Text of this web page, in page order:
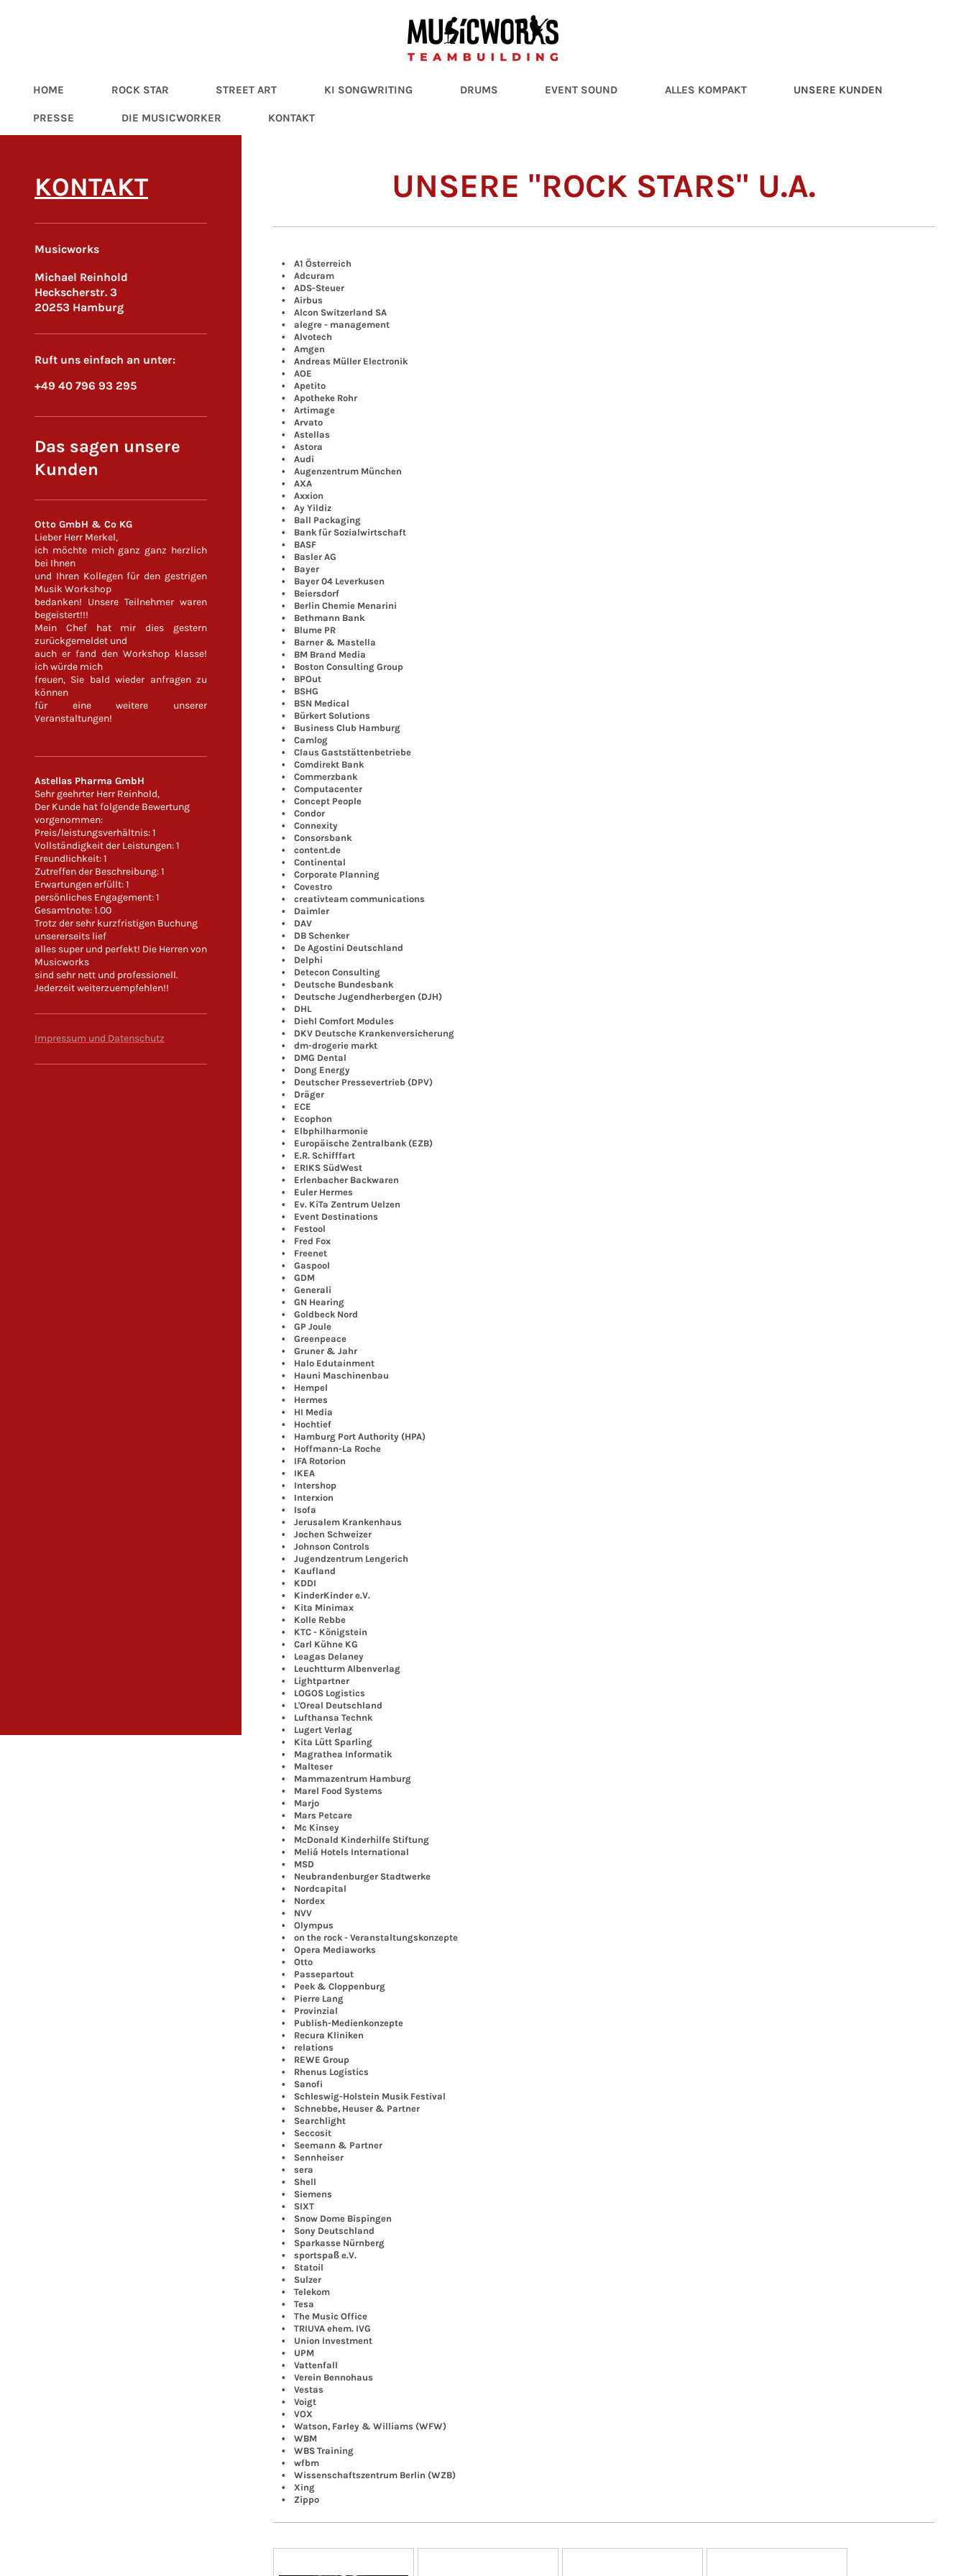
HOME ROCK STAR STREET ART KI SONGWRITING DRUMS EVENT SOUND ALLES KOMPAKT UNSERE KUNDEN
PRESSE DIE MUSICWORKER KONTAKT
UNSERE "ROCK STARS" U.A.
• A1 Österreich
• Adcuram
• ADS-Steuer
• Airbus
• Alcon Switzerland SA
• alegre - management
• Alvotech
• Amgen
• Andreas Müller Electronik
• AOE
• Apetito
• Apotheke Rohr
• Artimage
• Arvato
• Astellas
• Astora
• Audi
• Augenzentrum München
• AXA
• Axxion
• Ay Yildiz
• Ball Packaging
• Bank für Sozialwirtschaft
• BASF
• Basler AG
• Bayer
• Bayer 04 Leverkusen
• Beiersdorf
• Berlin Chemie Menarini
• Bethmann Bank
• Blume PR
• Barner & Mastella
• BM Brand Media
• Boston Consulting Group
• BPOut
• BSHG
• BSN Medical
• Bürkert Solutions
• Business Club Hamburg
• Camlog
• Claus Gaststättenbetriebe
• Comdirekt Bank
• Commerzbank
• Computacenter
• Concept People
• Condor
• Connexity
• Consorsbank
• content.de
• Continental
• Corporate Planning
• Covestro
• creativteam communications
• Daimler
• DAV
• DB Schenker
• De Agostini Deutschland
• Delphi
• Detecon Consulting
• Deutsche Bundesbank
• Deutsche Jugendherbergen (DJH)
• DHL
• Diehl Comfort Modules
• DKV Deutsche Krankenversicherung
• dm-drogerie markt
• DMG Dental
• Dong Energy
• Deutscher Pressevertrieb (DPV)
• Dräger
• ECE
• Ecophon
• Elbphilharmonie
• Europäische Zentralbank (EZB)
• E.R. Schifffart
• ERIKS SüdWest
• Erlenbacher Backwaren
• Euler Hermes
• Ev. KiTa Zentrum Uelzen
• Event Destinations
• Festool
• Fred Fox
• Freenet
• Gaspool
• GDM
• Generali
• GN Hearing
• Goldbeck Nord
• GP Joule
• Greenpeace
• Gruner & Jahr
• Halo Edutainment
• Hauni Maschinenbau
• Hempel
• Hermes
• HI Media
• Hochtief
• Hamburg Port Authority (HPA)
• Hoffmann-La Roche
• IFA Rotorion
• IKEA
• Intershop
• Interxion
• Isofa
• Jerusalem Krankenhaus
• Jochen Schweizer
• Johnson Controls
• Jugendzentrum Lengerich
• Kaufland
• KDDI
• KinderKinder e.V.
• Kita Minimax
• Kolle Rebbe
• KTC - Königstein
• Carl Kühne KG
• Leagas Delaney
• Leuchtturm Albenverlag
• Lightpartner
• LOGOS Logistics
• L'Oreal Deutschland
• Lufthansa Technk
• Lugert Verlag
• Kita Lütt Sparling
• Magrathea Informatik
• Malteser
• Mammazentrum Hamburg
• Marel Food Systems
• Marjo
• Mars Petcare
• Mc Kinsey
• McDonald Kinderhilfe Stiftung
• Meliá Hotels International
• MSD
• Neubrandenburger Stadtwerke
• Nordcapital
• Nordex
• NVV
• Olympus
• on the rock - Veranstaltungskonzepte
• Opera Mediaworks
• Otto
• Passepartout
• Peek & Cloppenburg
• Pierre Lang
• Provinzial
• Publish-Medienkonzepte
• Recura Kliniken
• relations
• REWE Group
• Rhenus Logistics
• Sanofi
• Schleswig-Holstein Musik Festival
• Schnebbe, Heuser & Partner
• Searchlight
• Seccosit
• Seemann & Partner
• Sennheiser
• sera
• Shell
• Siemens
• SIXT
• Snow Dome Bispingen
• Sony Deutschland
• Sparkasse Nürnberg
• sportspaß e.V.
• Statoil
• Sulzer
• Telekom
• Tesa
• The Music Office
• TRIUVA ehem. IVG
• Union Investment
• UPM
• Vattenfall
• Verein Bennohaus
• Vestas
• Voigt
• VOX
• Watson, Farley & Williams (WFW)
• WBM
• WBS Training
• wfbm
• Wissenschaftszentrum Berlin (WZB)
• Xing
• Zippo
KONTAKT
Musicworks
Michael Reinhold
Heckscherstr. 3
20253 Hamburg
Ruft uns einfach an unter:
+49 40 796 93 295
Das sagen unsere
Kunden
Otto GmbH & Co KG
Lieber Herr Merkel,
ich möchte mich ganz ganz herzlich
bei Ihnen
und Ihren Kollegen für den gestrigen
Musik Workshop
bedanken! Unsere Teilnehmer waren
begeistert!!!
Mein Chef hat mir dies gestern
zurückgemeldet und
auch er fand den Workshop klasse!
ich würde mich
freuen, Sie bald wieder anfragen zu
können
für eine weitere unserer
Veranstaltungen!
Astellas Pharma GmbH
Sehr geehrter Herr Reinhold,
Der Kunde hat folgende Bewertung
vorgenommen:
Preis/leistungsverhältnis: 1
Vollständigkeit der Leistungen: 1
Freundlichkeit: 1
Zutreffen der Beschreibung: 1
Erwartungen erfüllt: 1
persönliches Engagement: 1
Gesamtnote: 1.00
Trotz der sehr kurzfristigen Buchung
unsererseits lief
alles super und perfekt! Die Herren von
Musicworks
sind sehr nett und professionell.
Jederzeit weiterzuempfehlen!!
Impressum und Datenschutz